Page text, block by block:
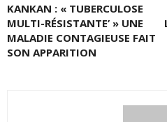
KANKAN : « TUBERCULOSE
MULTI-RÉSISTANTE’ » UNE
MALADIE CONTAGIEUSE FAIT
SON APPARITION